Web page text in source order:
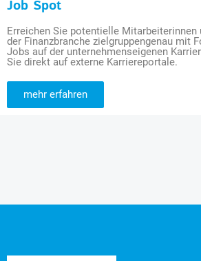
Job Spot
Erreichen Sie potentielle Mitarbeiterinnen
der Finanzbranche zielgruppengenau mit
Jobs auf der unternehmenseigenen
Sie direkt auf externe Karriereportale.
mehr erfahren